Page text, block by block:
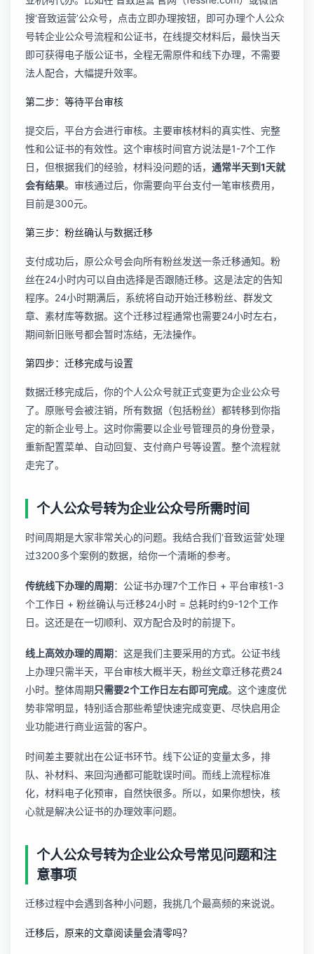
搜‘音致运营’公众号，点击立即办理按钮，即可办理个人公众
号转企业公众号流程和公证书，在线提交材料后，最快当天
即可获得电子版公证书，全程无需原件和线下办理，不需要
法人配合，大幅提升效率。
第二步：等待平台审核
提交后，平台方会进行审核。主要审核材料的真实性、完整
性和公证书的有效性。这个审核时间官方说法是1-7个工作
日，但根据我们的经验，材料没问题的话， 通常半天到1天就
会有结果。审核通过后，你需要向平台支付一笔审核费用，
目前是300元。
第三步：粉丝确认与数据迁移
支付成功后，原公众号会向所有粉丝发送一条迁移通知。粉
丝在24小时内可以自由选择是否跟随迁移。这是法定的告知
程序。24小时期满后，系统将自动开始迁移粉丝、群发文
章、素材库等数据。这个迁移过程通常也需要24小时左右，
期间新旧账号都会暂时冻结，无法操作。
第四步：迁移完成与设置
数据迁移完成后，你的个人公众号就正式变更为企业公众号
了。原账号会被注销，所有数据（包括粉丝）都转移到你指
定的新企业号上。这时你需要以企业号管理员的身份登录，
重新配置菜单、自动回复、支付商户号等设置。整个流程就
走完了。
个人公众号转为企业公众号所需时间
时间周期是大家非常关心的问题。我结合我们‘音致运营’处理
过3200多个案例的数据，给你一个清晰的参考。
传统线下办理的周期：公证书办理7个工作日 + 平台审核1-3
个工作日 + 粉丝确认与迁移24小时 = 总耗时约9-12个工作
日。这还是在一切顺利、双方配合及时的前提下。
线上高效办理的周期：这是我们主要采用的方式。公证书线
上办理只需半天，平台审核大概半天，粉丝文章迁移花费24
小时。整体周期只需要2个工作日左右即可完成。这个速度优
势非常明显，特别适合那些希望快速完成变更、尽快启用企
业功能进行商业运营的客户。
时间差主要就出在公证书环节。线下公证的变量太多，排
队、补材料、来回沟通都可能耽误时间。而线上流程标准
化，材料电子化预审，自然快很多。所以，如果你想快，核
心就是解决公证书的办理效率问题。
个人公众号转为企业公众号常见问题和注
意事项
迁移过程中会遇到各种小问题，我挑几个最高频的来说说。
迁移后，原来的文章阅读量会清零吗？